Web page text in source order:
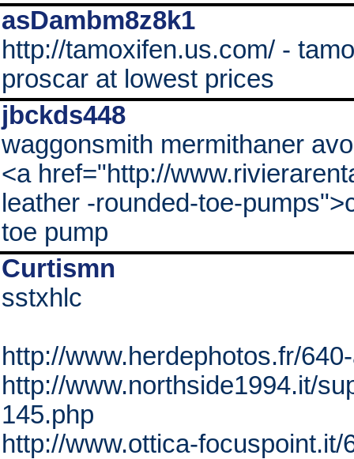
asDambm8z8k1
http://tamoxifen.us.com/ -
proscar at lowest prices
jbckds448
waggonsmith mermithaner
<a href="http://
leather -rounded-toe-
toe pump
Curtismn
sstxhlc
http://www.herdephotos.fr/
http://www.northside1994.it/
145.php
http://www.ottica-